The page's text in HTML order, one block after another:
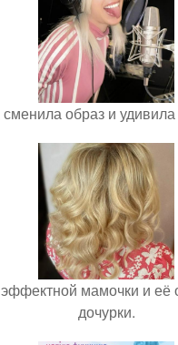
образ и
мамочки и её
дочурки.